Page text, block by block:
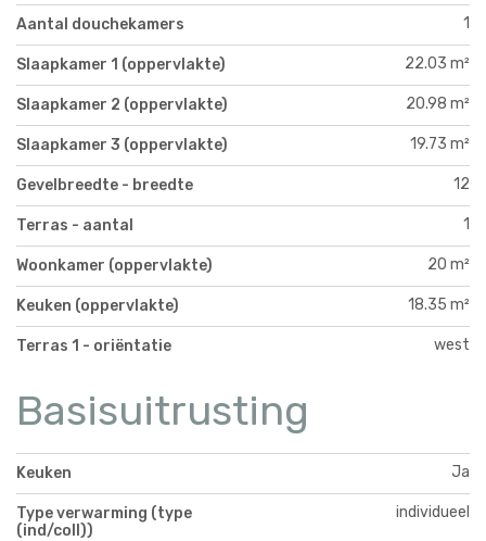
Aantal douchekamers 1
Slaapkamer 1 (oppervlakte) 22.03 m²
Slaapkamer 2 (oppervlakte) 20.98 m²
Slaapkamer 3 (oppervlakte) 19.73 m²
Gevelbreedte - breedte 12
Terras - aantal 1
Woonkamer (oppervlakte) 20 m²
Keuken (oppervlakte) 18.35 m²
Terras 1 - oriëntatie west
Basisuitrusting
Keuken Ja
Type verwarming (type
(ind/coll))
individueel